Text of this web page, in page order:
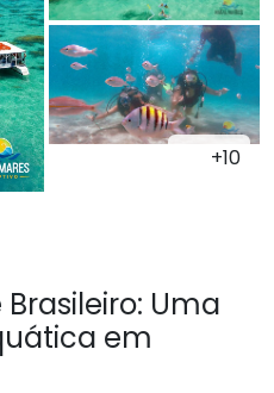
+10
Uma
em